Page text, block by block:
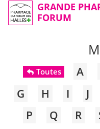
GRANDE
FORUM
Toutes A
G
H I J
P
Q R